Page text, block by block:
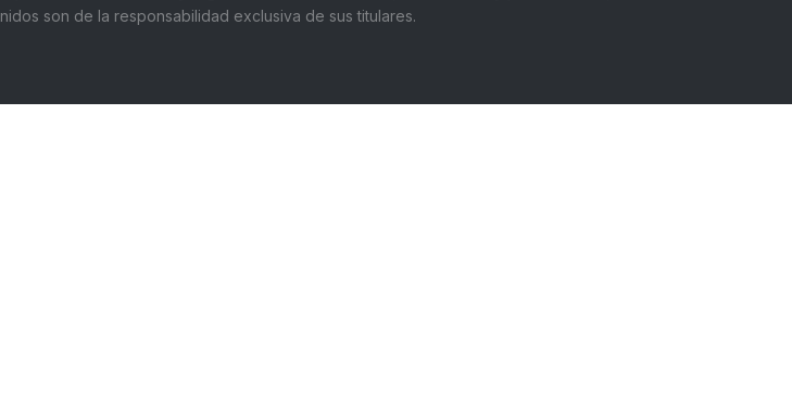
son de la responsabilidad exclusiva de sus titulares.